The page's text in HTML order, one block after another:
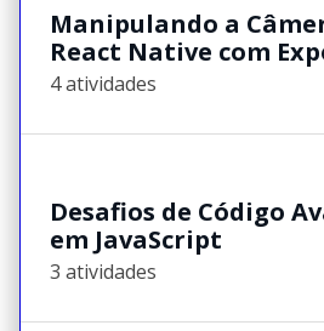
Manipulando a
React Native com
4 atividades
Desafios de Código
em JavaScript
3 atividades